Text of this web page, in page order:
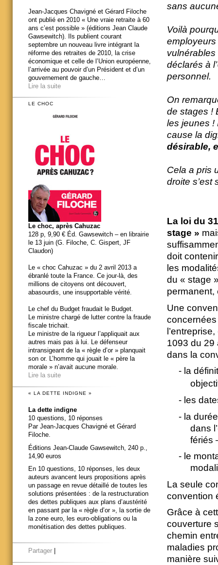
sans
Voilà
déclarés à
personnel.
On
de stages !
les jeunes !
cause la
désirable,
Cela a pris
droite s’est
La loi du
stage »
doit
les
du « stage
permanent,
Une
concernées
1093 du 29
dans la
- la
- les
- la
dans
fériés
- le
La seule
convention
Grâce à
couverture
chemin
maladies
manière
Jean-Jacques Chavigné et Gérard Filoche
ont publié en 2010 « Une vraie retraite à 60
ans c’est possible » (éditions Jean Claude
Gawsewitch). Ils publient courant
septembre un nouveau livre intégrant la
réforme des retraites de 2010, la crise
économique et celle de l’Union européenne,
l’arrivée au pouvoir d’un Président et d’un
gouvernement de gauche…
Lire la suite
LE CHOC
Le choc, après Cahuzac
128 p, 9,90 € Éd. Gawsewitch – en librairie
le 13 juin (G. Filoche, C. Gispert, JF
Claudon)
Le « choc Cahuzac » du 2 avril 2013 a
ébranlé toute la France. Ce jour-là, des
millions de citoyens ont découvert,
abasourdis, une insupportable vérité.
Le chef du Budget fraudait le Budget.
Le ministre chargé de lutter contre la fraude
fiscale trichait.
Le ministre de la rigueur l’appliquait aux
autres mais pas à lui. Le défenseur
intransigeant de la « règle d’or » planquait
son or. L’homme qui jouait le « père la
morale » n’avait aucune morale.
Lire la suite
« LA DETTE INDIGNE »
La dette indigne
10 questions, 10 réponses
Par Jean-Jacques Chavigné et Gérard
Filoche.
Éditions Jean-Claude Gawsewitch, 240 p.,
14,90 euros
En 10 questions, 10 réponses, les deux
auteurs avancent leurs propositions après
un passage en revue détaillé de toutes les
solutions présentées : de la restructuration
des dettes publiques aux plans d’austérité
en passant par la « règle d’or », la sortie de
la zone euro, les euro-obligations ou la
monétisation des dettes publiques.
Partager